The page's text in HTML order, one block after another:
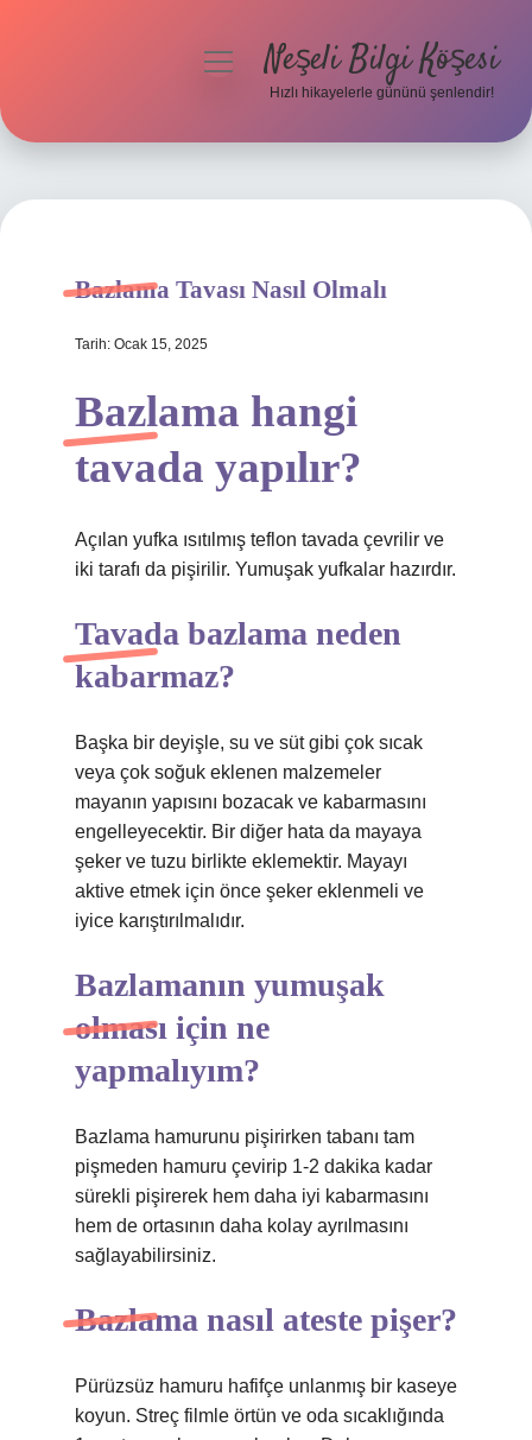
Hakkımızda
menüyüNeşeli Bilgi Köşesi
Hızlı hikayelerle gününü şenlendir!
Bazlama Tavası Nasıl Olmalı
Tarih: Ocak 15, 2025
Bazlama hangi
tavada yapılır?
Açılan yufka ısıtılmış teflon tavada çevrilir ve
iki tarafı da pişirilir. Yumuşak yufkalar hazırdır.
Tavada bazlama neden
kabarmaz?
Başka bir deyişle, su ve süt gibi çok sıcak
veya çok soğuk eklenen malzemeler
mayanın yapısını bozacak ve kabarmasını
engelleyecektir. Bir diğer hata da mayaya
şeker ve tuzu birlikte eklemektir. Mayayı
aktive etmek için önce şeker eklenmeli ve
iyice karıştırılmalıdır.
Bazlamanın yumuşak
olması için ne
yapmalıyım?
Bazlama hamurunu pişirirken tabanı tam
pişmeden hamuru çevirip 1-2 dakika kadar
sürekli pişirerek hem daha iyi kabarmasını
hem de ortasının daha kolay ayrılmasını
sağlayabilirsiniz.
Bazlama nasıl ateste pişer?
Pürüzsüz hamuru hafifçe unlanmış bir kaseye
koyun. Streç filmle örtün ve oda sıcaklığında